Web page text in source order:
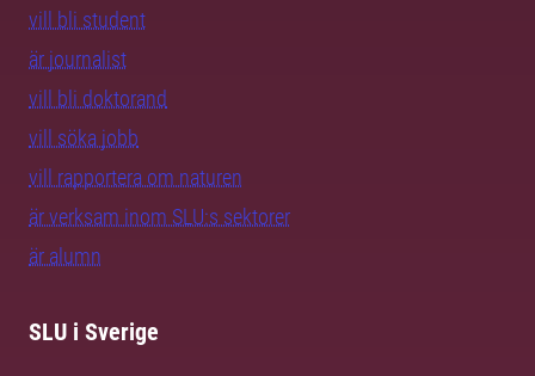
vill bli student
är journalist
vill bli doktorand
vill söka jobb
vill rapportera om naturen
är verksam inom SLU:s sektorer
är alumn
SLU i Sverige